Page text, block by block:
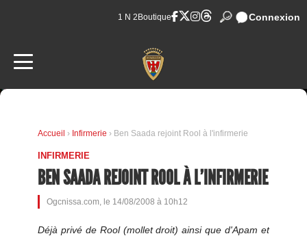
1 N 2 Boutique Connexion
Accueil › Infirmerie › Ben Saada rejoint Rool à l'infirmerie
INFIRMERIE
BEN SAADA REJOINT ROOL À L'INFIRMERIE
Ogcnissa.com, le 14/08/2008 à 10h12
Déjà privé de Rool (mollet droit) ainsi que d'Apam et